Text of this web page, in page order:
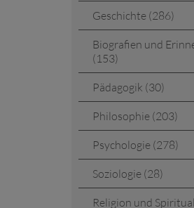
Geschichte (286)
Biografien und
(153)
Pädagogik (30)
Philosophie (203)
Psychologie (278)
Soziologie (28)
Religion und